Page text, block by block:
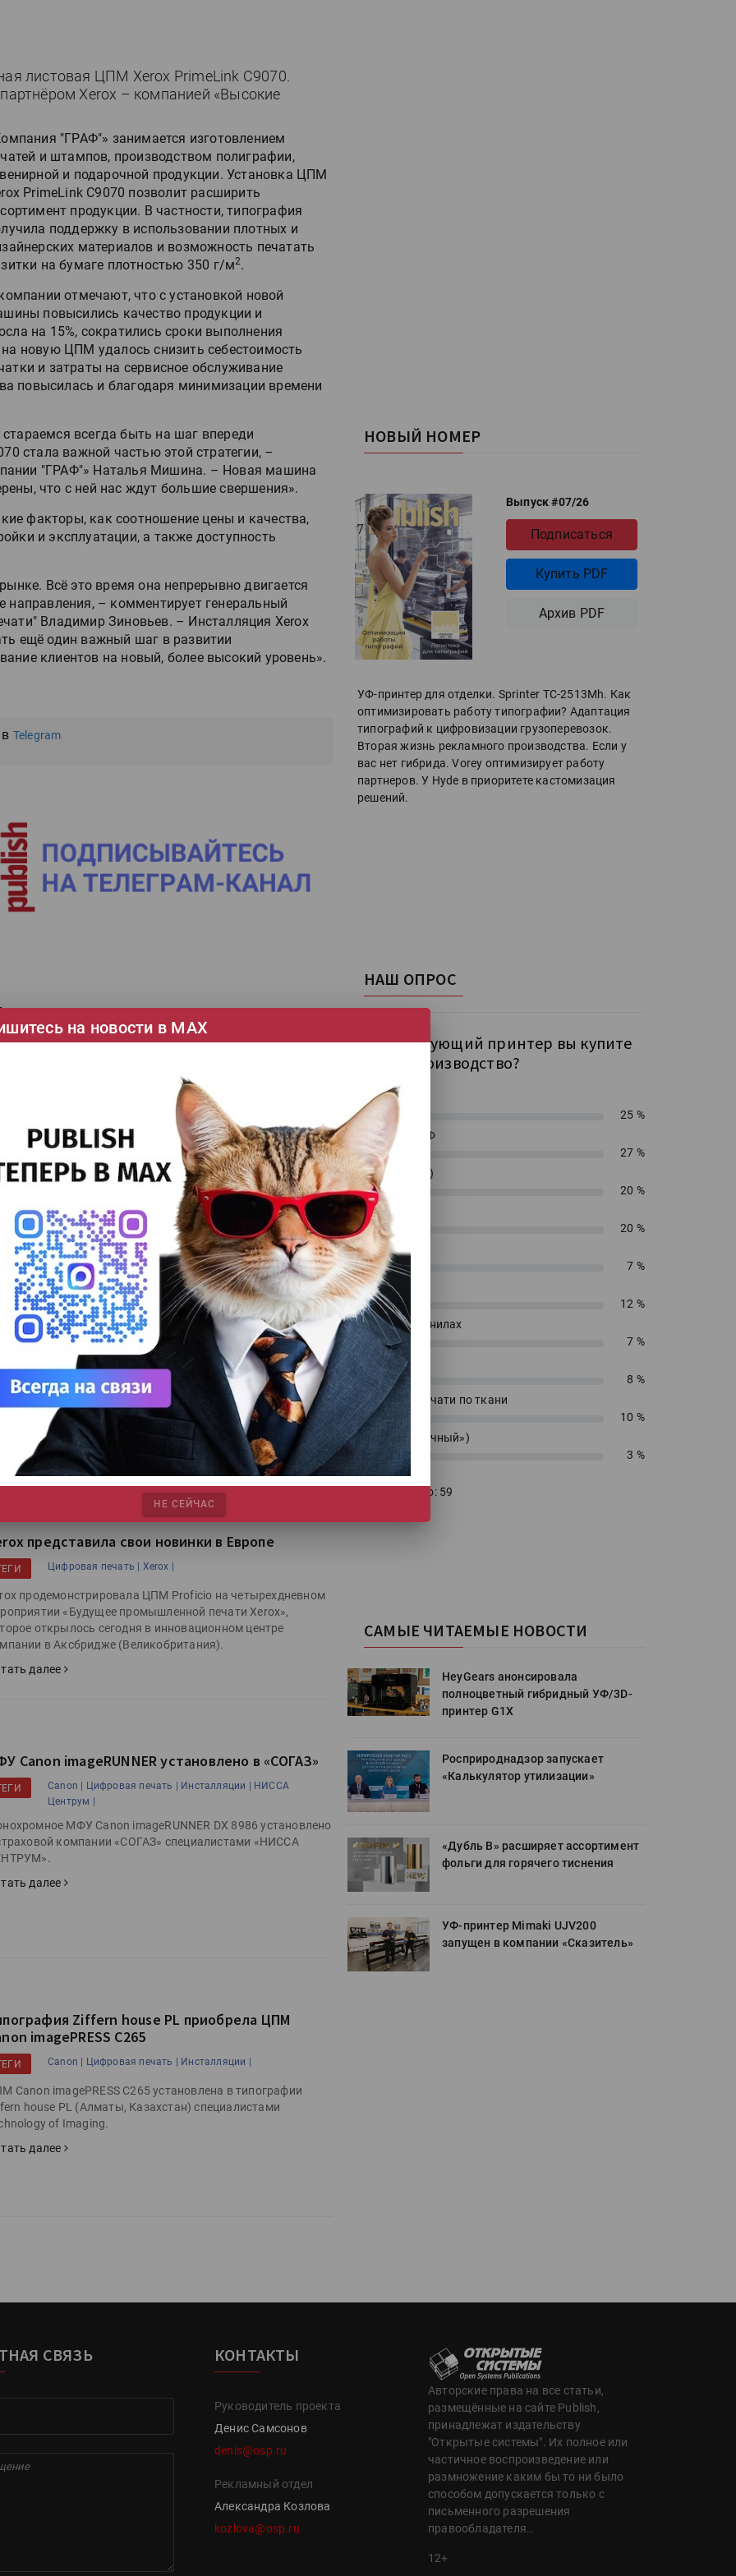
листовая ЦПМ Xerox PrimeLink C9070.
Xerox – компанией «Высокие
"ГРАФ"» занимается изготовлением
и штампов, производством полиграфии,
и подарочной продукции. Установка ЦПМ
PrimeLink C9070 позволит расширить
продукции. В частности, типография
поддержку в использовании плотных и
материалов и возможность печатать
на бумаге плотностью 350 г/м2.
отмечают, что с установкой новой
повысились качество продукции и
на 15%, сократились сроки выполнения
новую ЦПМ удалось снизить себестоимость
и затраты на сервисное обслуживание
повысилась и благодаря минимизации времени
всегда быть на шаг впереди
стала важной частью этой стратегии, –
"ГРАФ"» Наталья Мишина. – Новая машина
что с ней нас ждут большие свершения».
факторы, как соотношение цены и качества,
и эксплуатации, а также доступность
Всё это время она непрерывно двигается
направления, – комментирует генеральный
Владимир Зиновьев. – Инсталляция Xerox
ещё один важный шаг в развитии
клиентов на новый, более высокий уровень».
Telegram
реализовала три проекта по поставке
Xerox Versant 180
ЦПМ Xerox Versant 180 с контроллерами EFI Fiery
инженерами «Джест» на производственных
РА «Метро» (Нижневартовск), ИП Степановых
Петербург) и Салона Оперативной Печати «Копирка»
в марте 2026 года.
далее
Konica Minolta AccurioPress C7090
в типографии Neformat
ТЕГИ Цифровая печать | Инсталляции | Konica Minolta |
ЦПМ Konica Minolta AccurioPress C7090 установлена
полиграфической компании Neformat (Костанай,
далее
представила свои новинки в Европе
Цифровая печать | Xerox |
продемонстрировала ЦПМ Proficio на четырехдневном
«Будущее промышленной печати Xerox»,
открылось сегодня в инновационном центре
в Аксбридже (Великобритания).
далее
Canon imageRUNNER установлено в «СОГАЗ»
Canon | Цифровая печать | Инсталляции | НИССА
Центрум |
МФУ Canon imageRUNNER DX 8986 установлено
компании «СОГАЗ» специалистами «НИССА
далее
Ziffern house PL приобрела ЦПМ
imagePRESS C265
Canon | Цифровая печать | Инсталляции |
Canon imagePRESS C265 установлена в типографии
house PL (Алматы, Казахстан) специалистами
of Imaging.
далее
НОВЫЙ НОМЕР
Выпуск #07/26
Подписаться
Купить PDF
Архив PDF
УФ-принтер для отделки. Sprinter ТС-2513Mh. Как
оптимизировать работу типографии? Адаптация
типографий к цифровизации грузоперевозок.
Вторая жизнь рекламного производства. Если у
вас нет гибрида. Vorey оптимизирует работу
партнеров. У Hyde в приоритете кастомизация
решений.
НАШ ОПРОС
Какой следующий принтер вы купите
себе на производство?
Широкий УФ
25%
25 %
Сувенирный УФ
27%
27 %
ДТФ (текстиль)
20%
20 %
УФ ДТФ
20%
20 %
Латекс
7%
7 %
Экосольвент
12%
12 %
На водных чернилах
7%
7 %
Сублимацию
8%
8 %
Для прямой печати по ткани
10%
10 %
ДТГ («футболочный»)
3% 3 %
Проголосовало: 59
САМЫЕ ЧИТАЕМЫЕ НОВОСТИ
Росприроднадзор запускает
«Дубль В» расширяет ассортимент
HeyGears анонсировала
полноцветный гибридный УФ/3D-
принтер G1X
Росприроднадзор запускает
«Калькулятор утилизации»
«Дубль В» расширяет ассортимент
фольги для горячего тиснения
УФ-принтер Mimaki UJV200
запущен в компании «Сказитель»
СВЯЗЬ КОНТАКТЫ
Руководитель проекта
Денис Самсонов
denis@osp.ru
Рекламный отдел
Александра Козлова
kozlova@osp.ru
Авторские права на все статьи,
размещённые на сайте Publish,
принадлежат издательству
"Открытые системы". Их полное или
частичное воспроизведение или
размножение каким бы то ни было
способом допускается только с
письменного разрешения
правообладателя..
12+
на новости в МАХ
НЕ СЕЙЧАС